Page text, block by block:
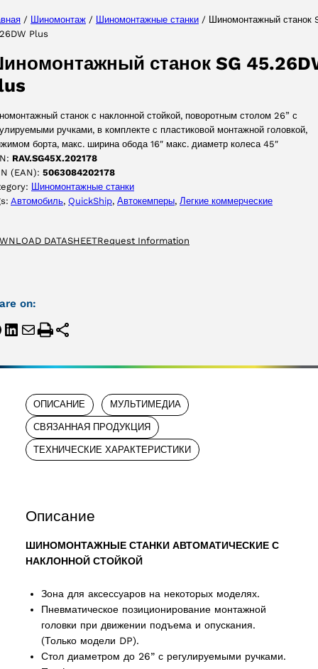
/ Шиномонтаж / Шиномонтажные станки / Шиномонтажный станок
Plus
станок SG
станок с наклонной стойкой, поворотным столом 26” с
ручками, в комплекте с пластиковой монтажной головкой,
борта, макс. ширина обода 16″ макс. диаметр колеса 45″
RAV.SG45X.202178
(EAN): 5063084202178
Шиномонтажные станки
Aвтомобиль, QuickShip, Автокемперы, Легкие коммерческие
DATASHEETRequest Information
on:
ОПИСАНИЕ МУЛЬТИМЕДИА
СВЯЗАННАЯ ПРОДУКЦИЯ
ТЕХНИЧЕСКИЕ ХАРАКТЕРИСТИКИ
Описание
ШИНОМОНТАЖНЫЕ СТАНКИ АВТОМАТИЧЕСКИЕ С
НАКЛОННОЙ СТОЙКОЙ
Зона для аксессуаров на некоторых моделях.
Пневматическое позиционирование монтажной
головки при движении подъема и опускания.
(Только модели DP).
Стол диаметром до 26” с регулируемыми ручками.
ПРИНЯТЬ